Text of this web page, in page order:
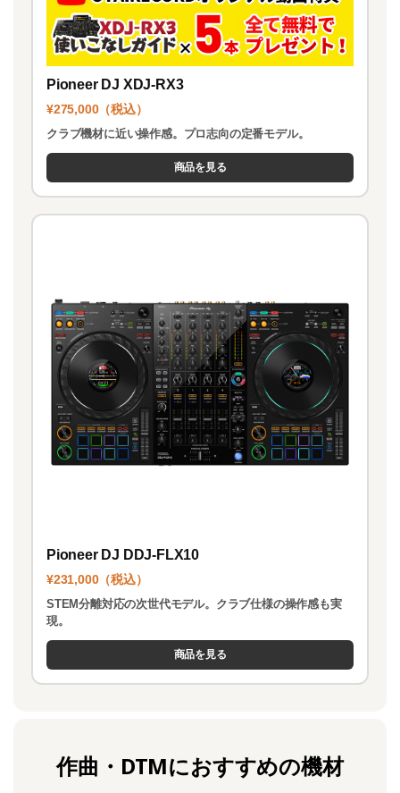
Pioneer DJ XDJ-RX3
¥275,000（税込）
クラブ機材に近い操作感。プロ志向の定番モデル。
商品を見る
Pioneer DJ DDJ-FLX10
¥231,000（税込）
STEM分離対応の次世代モデル。クラブ仕様の操作感も実
現。
商品を見る
作曲・DTMにおすすめの機材